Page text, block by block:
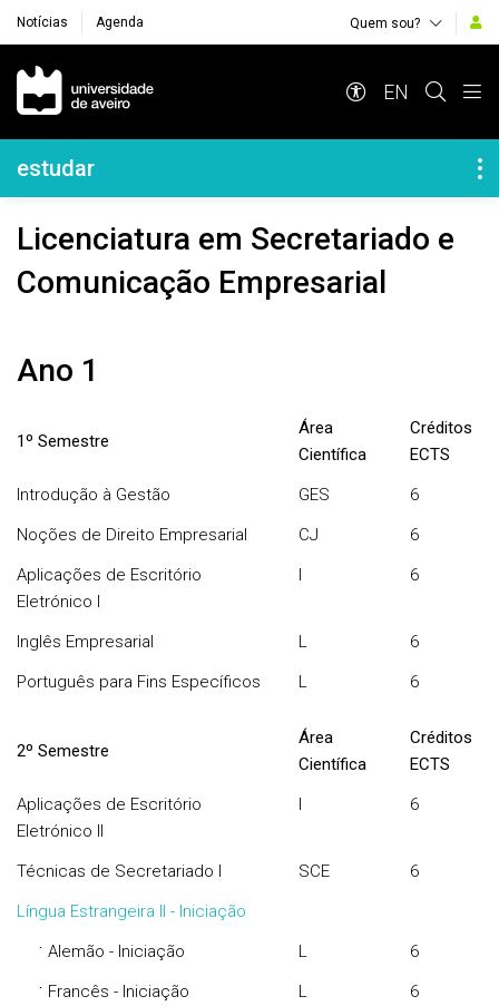
Notícias Agenda Quem sou?
Navegação Principal
EN
Navegação Lateral
estudar
Licenciatura em Secretariado e
Comunicação Empresarial
Ano 1
1º Semestre
Área
Científica
Créditos
ECTS
Introdução à Gestão
GES
6
Noções de Direito Empresarial
CJ
6
Aplicações de Escritório
Eletrónico I
I 6
Inglês Empresarial L
6
Português para Fins Específicos
L 6
2º Semestre
Área
Científica
Créditos
ECTS
Aplicações de Escritório
Eletrónico II
I 6
Técnicas de Secretariado I SCE
6
Língua Estrangeira II - Iniciação
· Alemão - Iniciação L 6
· Francês - Iniciação L
6